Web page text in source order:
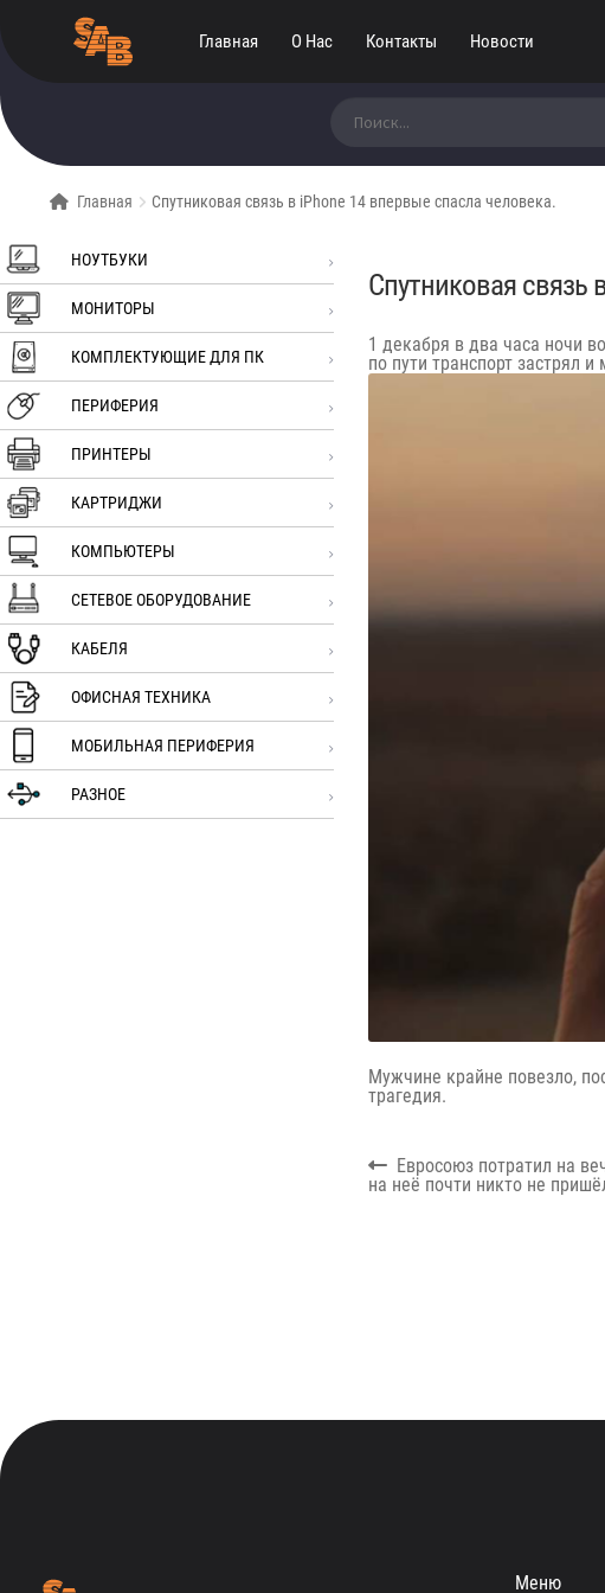
Главная О Нас Контакты Новости
Главная Спутниковая связь в iPhone 14 впервые спасла человека.
НОУТБУКИ
МОНИТОРЫ
КОМПЛЕКТУЮЩИЕ ДЛЯ ПК
ПЕРИФЕРИЯ
ПРИНТЕРЫ
КАРТРИДЖИ
КОМПЬЮТЕРЫ
СЕТЕВОЕ ОБОРУДОВАНИЕ
КАБЕЛЯ
ОФИСНАЯ ТЕХНИКА
МОБИЛЬНАЯ ПЕРИФЕРИЯ
РАЗНОЕ
Спутниковая связь
1 декабря в два часа ночи
по пути транспорт застрял
Мужчине крайне повезло,
трагедия.
Навигация
по
Previous
post:
Евросоюз потратил на
на неё почти никто не
Меню